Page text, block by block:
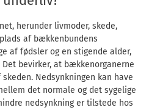
herunder livmoder, skede,
af bækkenbundens
af fødsler og en stigende alder,
bevirker, at bækkenorganerne
Nedsynkningen kan have
det normale og det sygelige
nedsynkning er tilstede hos